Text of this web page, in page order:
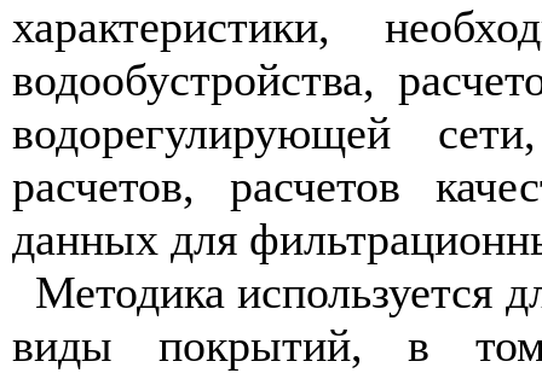
характеристики,
водообустройства,
водорегулирующей
расчетов, расчетов
данных для
Методика используется
виды покрытий, в том